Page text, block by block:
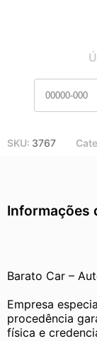
10x de R$ 37,26
11x de R$ 34,23
SKU: 3767
Informações
Barato Car –
Empresa
procedência
física e